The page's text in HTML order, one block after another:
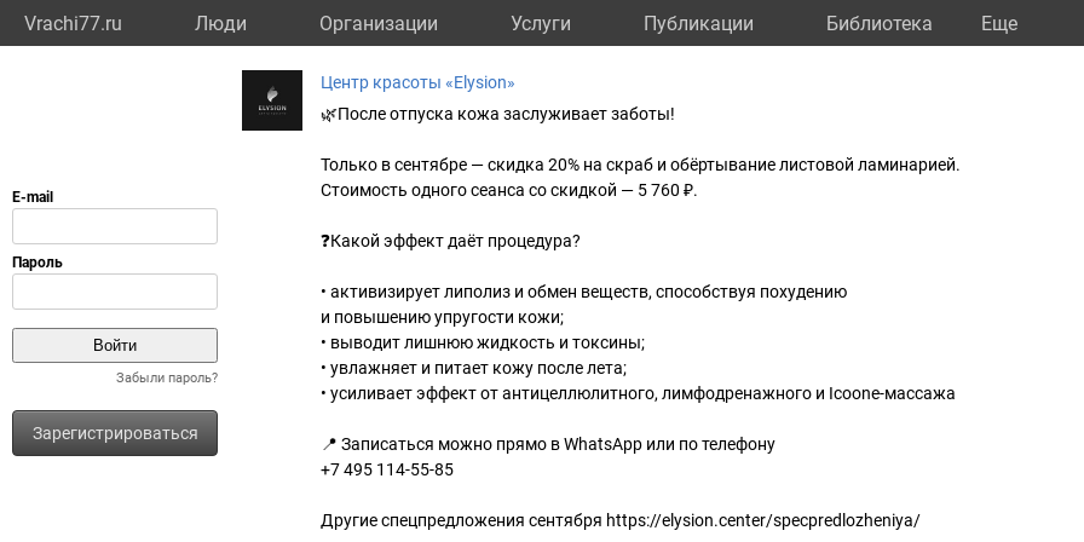
Vrachi77.ru Люди Организации Услуги Публикации Библиотека Eще
Забыли пароль?
Зарегистрироваться
Центр красоты «Elysion»
🌿После отпуска кожа заслуживает заботы!
Только в сентябре — скидка 20% на скраб и обёртывание листовой ламинарией.
Стоимость одного сеанса со скидкой — 5 760 ₽.
❓Какой эффект даёт процедура?
• активизирует липолиз и обмен веществ, способствуя похудению
и повышению упругости кожи;
• выводит лишнюю жидкость и токсины;
• увлажняет и питает кожу после лета;
• усиливает эффект от антицеллюлитного, лимфодренажного и Icoone-массажа
📍 Записаться можно прямо в WhatsApp или по телефону
+7 495 114-55-85
Другие спецпредложения сентября https://elysion.center/specpredlozheniya/